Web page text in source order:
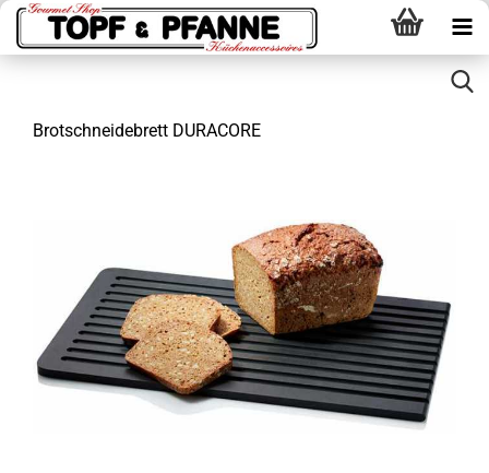
Brotschneidebrett DURACORE